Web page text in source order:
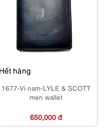
Hết hàng
1677-Ví nam-LYLE & SCOTT
men wallet
650,000 đ